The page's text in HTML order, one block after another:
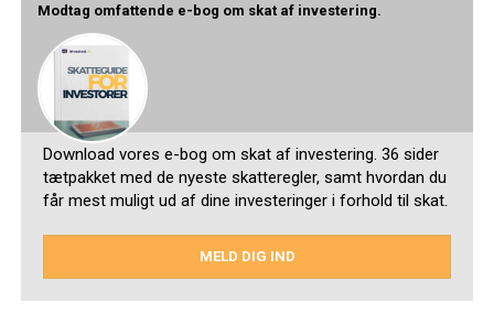
Modtag omfattende e-bog om skat af investering.
Download vores e-bog om skat af investering. 36 sider
tætpakket med de nyeste skatteregler, samt hvordan du
får mest muligt ud af dine investeringer i forhold til skat.
MELD DIG IND